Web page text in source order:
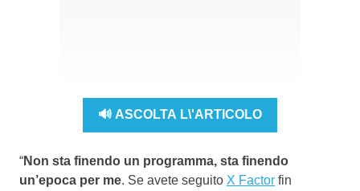
🔊 ASCOLTA L\'ARTICOLO
“Non sta finendo un programma, sta finendo
un’epoca per me. Se avete seguito X Factor fin